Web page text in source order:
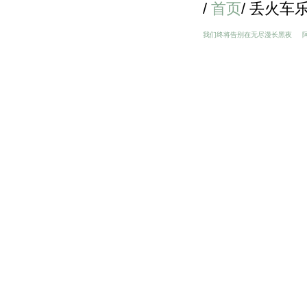
/ 首页/ 丢火车
我们终将告别在无尽漫长黑夜